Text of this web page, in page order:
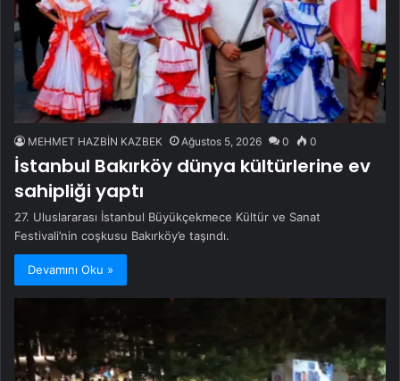
MEHMET HAZBİN KAZBEK Ağustos 5, 2026 0 0
İstanbul Bakırköy dünya kültürlerine ev
sahipliği yaptı
27. Uluslararası İstanbul Büyükçekmece Kültür ve Sanat
Festivali’nin coşkusu Bakırköy’e taşındı.
Devamını Oku »